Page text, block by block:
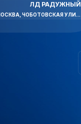
ЛД РАДУЖНЫЙ
РОССИЯ, МОСКВА, ЧОБОТОВСКАЯ УЛИЦА, 6